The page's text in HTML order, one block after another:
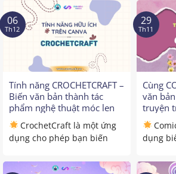
Tính năng CROCHETCRAFT –
Biến văn bản thành tác
phẩm nghệ thuật móc len
CrochetCraft là một ứng
dụng cho phép bạn biến
06
Th12
Cùng
văn
truyện
dụng
...
29
Th11